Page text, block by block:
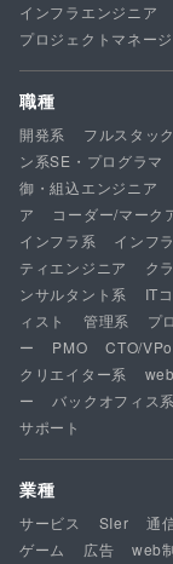
インフラエンジニア
プロジェクトマネー
職種
開発系 フルスタッ
ン系SE・プログラマ
御・組込エンジニア
ア
コーダー/マーク
インフラ系
インフ
ティエンジニア
ク
ンサルタント系
IT
ィスト
管理系 プ
ー
PMO CTO/
クリエイター系
ー
バックオフィス系
サポート
業種
サービス SIer 通
ゲーム
広告 web